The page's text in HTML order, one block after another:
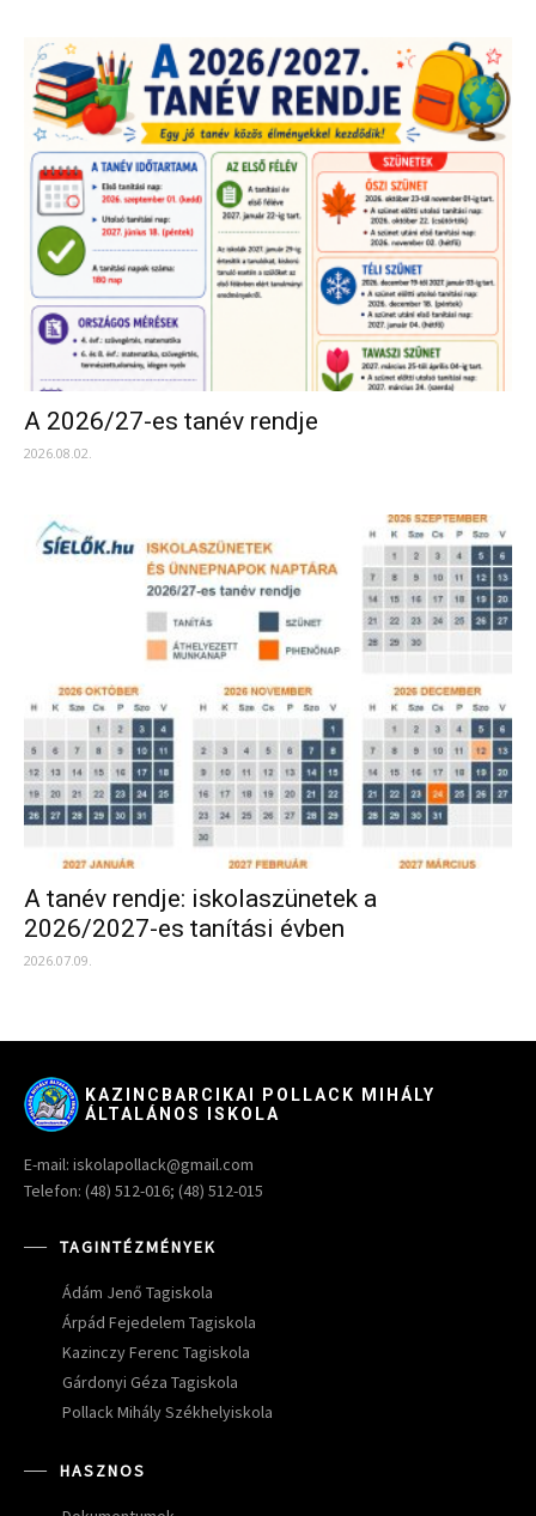
A 2026/27-es tanév rendje
2026.08.02.
A tanév rendje: iskolaszünetek a
2026/2027-es tanítási évben
2026.07.09.
KAZINCBARCIKAI POLLACK MIHÁLY
ÁLTALÁNOS ISKOLA
E-mail: iskolapollack@gmail.com
Telefon: (48) 512-016; (48) 512-015
TAGINTÉZMÉNYEK
Ádám Jenő Tagiskola
Árpád Fejedelem Tagiskola
Kazinczy Ferenc Tagiskola
Gárdonyi Géza Tagiskola
Pollack Mihály Székhelyiskola
HASZNOS